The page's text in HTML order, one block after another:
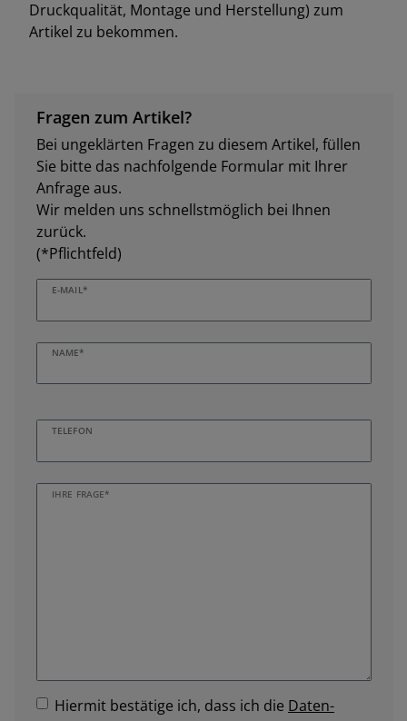
Druckqualität, Montage und Herstellung) zum
Artikel zu bekommen.
Fragen zum Artikel?
Bei ungeklärten Fragen zu diesem Artikel, füllen
Sie bitte das nachfolgende Formular mit Ihrer
Anfrage aus.
Wir melden uns schnellstmöglich bei Ihnen
zurück.
(*Pflichtfeld)
E-MAIL*
NAME*
TELEFON
IHRE FRAGE*
Hiermit bestätige ich, dass ich die Daten­